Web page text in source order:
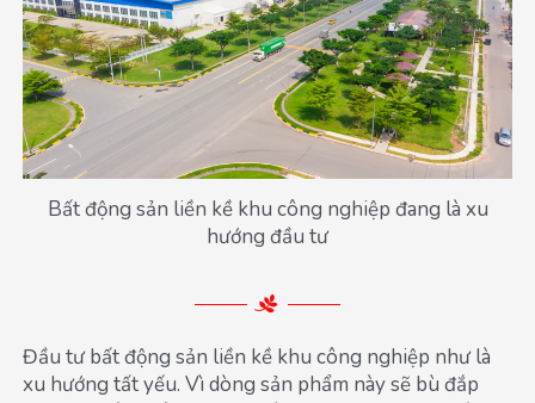
Bất động sản liền kề khu công nghiệp đang là xu
hướng đầu tư
Đầu tư bất động sản liền kề khu công nghiệp như là
xu hướng tất yếu. Vì dòng sản phẩm này sẽ bù đắp